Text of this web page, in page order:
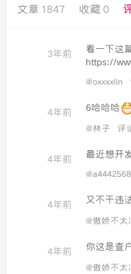
文章 1847 收藏 0
3年前
看一下这
https://
@oxxxxlin
4年前 6哈哈哈
@林子 评
4年前 最近想开
4年前 又不干违
@傲娇不太
4年前 你这是查
@傲娇不太